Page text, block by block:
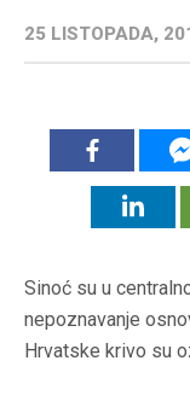
25 LISTOPADA,
Sinoć su u
nepoznavanje
Hrvatske krivo su